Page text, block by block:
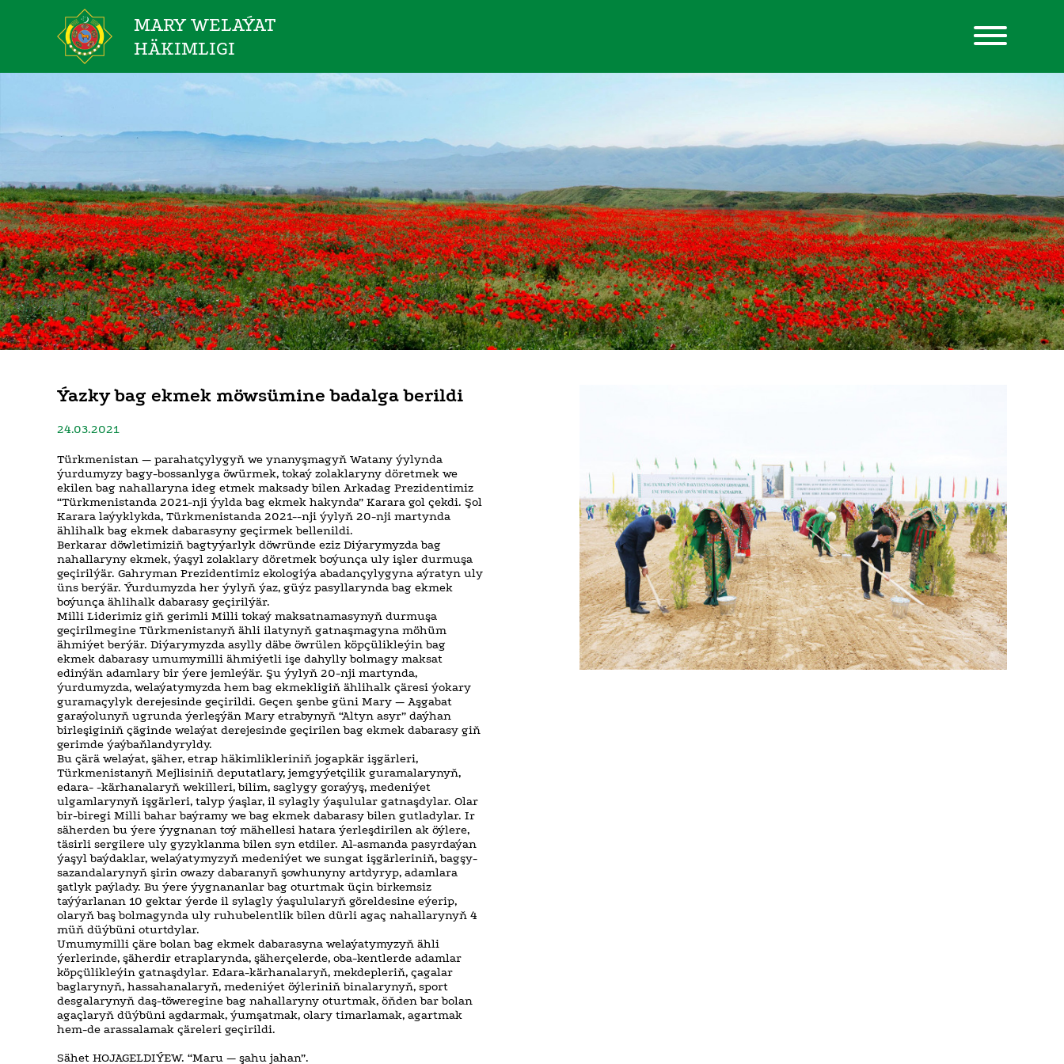
MARY WELAÝAT
HÄKIMLIGI
Ýazky bag ekmek möwsümine badalga berildi
24.03.2021
Türkmenistan — parahatçylygyň we ynanyşmagyň Watany ýylynda
ýurdumyzy bagy-bossanlyga öwürmek, tokaý zolaklaryny döretmek we
ekilen bag nahallaryna ideg etmek maksady bilen Arkadag Prezidentimiz
“Türkmenistanda 2021-nji ýylda bag ekmek hakynda” Karara gol çekdi. Şol
Karara laýyklykda, Türkmenistanda 2021--nji ýylyň 20-nji martynda
ählihalk bag ekmek dabarasyny geçirmek bellenildi.
Berkarar döwletimiziň bagtyýarlyk döwründe eziz Diýarymyzda bag
nahallaryny ekmek, ýaşyl zolaklary döretmek boýunça uly işler durmuşa
geçirilýär. Gahryman Prezidentimiz ekologiýa abadançylygyna aýratyn uly
üns berýär. Ýurdumyzda her ýylyň ýaz, güýz pasyllarynda bag ekmek
boýunça ählihalk dabarasy geçirilýär.
Milli Liderimiz giň gerimli Milli tokaý maksatnamasynyň durmuşa
geçirilmegine Türkmenistanyň ähli ilatynyň gatnaşmagyna möhüm
ähmiýet berýär. Diýarymyzda asylly däbe öwrülen köpçülikleýin bag
ekmek dabarasy umumymilli ähmiýetli işe dahylly bolmagy maksat
edinýän adamlary bir ýere jemleýär. Şu ýylyň 20-nji martynda,
ýurdumyzda, welaýatymyzda hem bag ekmekligiň ählihalk çäresi ýokary
guramaçylyk derejesinde geçirildi. Geçen şenbe güni Mary — Aşgabat
garaýolunyň ugrunda ýerleşýän Mary etrabynyň “Altyn asyr” daýhan
birleşiginiň çäginde welaýat derejesinde geçirilen bag ekmek dabarasy giň
gerimde ýaýbaňlandyryldy.
Bu çärä welaýat, şäher, etrap häkimlikleriniň jogapkär işgärleri,
Türkmenistanyň Mejlisiniň deputatlary, jemgyýetçilik guramalarynyň,
edara- -kärhanalaryň wekilleri, bilim, saglygy goraýyş, medeniýet
ulgamlarynyň işgärleri, talyp ýaşlar, il sylagly ýaşulular gatnaşdylar. Olar
bir-biregi Milli bahar baýramy we bag ekmek dabarasy bilen gutladylar. Ir
säherden bu ýere ýygnanan toý mähellesi hatara ýerleşdirilen ak öýlere,
täsirli sergilere uly gyzyklanma bilen syn etdiler. Al-asmanda pasyrdaýan
ýaşyl baýdaklar, welaýatymyzyň medeniýet we sungat işgärleriniň, bagşy-
sazandalarynyň şirin owazy dabaranyň şowhunyny artdyryp, adamlara
şatlyk paýlady. Bu ýere ýygnananlar bag oturtmak üçin birkemsiz
taýýarlanan 10 gektar ýerde il sylagly ýaşulularyň göreldesine eýerip,
olaryň baş bolmagynda uly ruhubelentlik bilen dürli agaç nahallarynyň 4
müň düýbüni oturtdylar.
Umumymilli çäre bolan bag ekmek dabarasyna welaýatymyzyň ähli
ýerlerinde, şäherdir etraplarynda, şäherçelerde, oba-kentlerde adamlar
köpçülikleýin gatnaşdylar. Edara-kärhanalaryň, mekdepleriň, çagalar
baglarynyň, hassahanalaryň, medeniýet öýleriniň binalarynyň, sport
desgalarynyň daş-töweregine bag nahallaryny oturtmak, öňden bar bolan
agaçlaryň düýbüni agdarmak, ýumşatmak, olary timarlamak, agartmak
hem-de arassalamak çäreleri geçirildi.
Sähet HOJAGELDIÝEW. “Maru — şahu jahan”.